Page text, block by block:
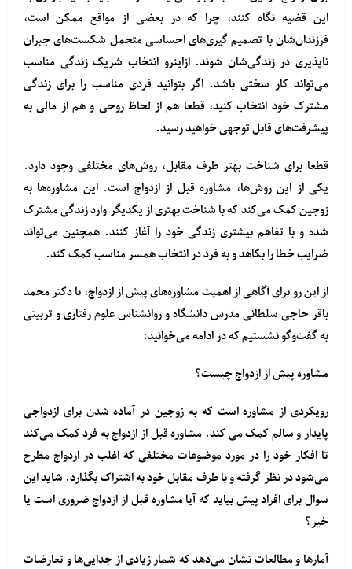
این قضیه نگاه کنند، چرا که در بعضی از مواقع ممکن است،
فرزندان‌شان با تصمیم گیری‌های احساسی متحمل شکست‌های جبران
ناپذیری در زندگی‌شان شوند. ازاینرو انتخاب شریک زندگی مناسب
می‌تواند کار سختی باشد. اگر بتوانید فردی مناسب را برای زندگی
مشترک خود انتخاب کنید، قطعا هم از لحاظ روحی و هم از مالی به
پیشرفت‌های قابل توجهی خواهید رسید.
قطعا برای شناخت بهتر طرف مقابل، روش‌های مختلفی وجود دارد.
یکی از این روش‌ها، مشاوره قبل از ازدواج است. این مشاوره‌ها به
زوجین کمک می‌کند که با شناخت بهتری از یکدیگر وارد زندگی مشترک
شده و با تفاهم بیشتری زندگی خود را آغاز کنند. همچنین می‌تواند
ضرایب خطا را بکاهد و به فرد در انتخاب همسر مناسب کمک کند.
از این رو برای آگاهی از اهمیت مشاوره‌های پیش از ازدواج، با دکتر محمد
باقر حاجی سلطانی مدرس دانشگاه و روانشناس علوم رفتاری و تربیتی
به گفت‌وگو نشستیم که در ادامه می‌خوانید:
مشاوره پیش از ازدواج چیست؟
رویکردی از مشاوره است که به زوجین در آماده شدن برای ازدواجی
پایدار و سالم کمک می کند. مشاوره قبل از ازدواج به فرد کمک می‌کند
تا افکار خود را در مورد موضوعات مختلفی که اغلب در ازدواج مطرح
می‌شود در نظر گرفته و با طرف مقابل خود به اشتراک بگذارد. شاید این
سوال برای افراد پیش بیاید که آیا مشاوره قبل از ازدواج ضروری است یا
خیر؟
آمارها و مطالعات نشان می‌دهد که شمار زیادی از جدایی‌ها و تعارضات